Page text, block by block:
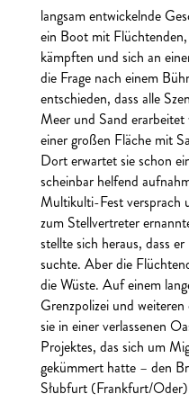
langsam entwickelnde
ein Boot mit
kämpften und sich an
die Frage nach einem
entschieden, dass alle
Meer und Sand
einer großen Fläche mit
Dort erwartet sie schon
scheinbar helfend
Multikulti-Fest versprach
zum Stellvertreter
stellte sich heraus, dass
suchte. Aber die
die Wüste. Auf einem
Grenzpolizei und
sie in einer verlassenen
Projektes, das sich um
gekümmert hatte – den
Słubfurt (Frankfurt/